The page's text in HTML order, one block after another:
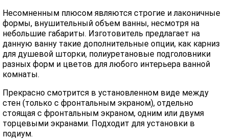
Несомненным плюсом являются строгие и лаконичные
формы, внушительный объем ванны, несмотря на
небольшие габариты. Изготовитель предлагает на
данную ванну такие дополнительные опции, как карниз
для душевой шторки, полиуретановые подголовники
разных форм и цветов для любого интерьера ванной
комнаты.
Прекрасно смотрится в установленном виде между
стен (только с фронтальным экраном), отдельно
стоящая с фронтальным экраном, одним или двумя
торцевыми экранами. Подходит для установки в
подиум.